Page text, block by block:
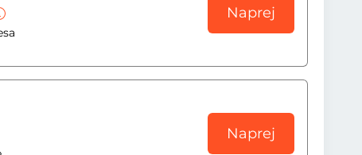
Naprej
Naprej